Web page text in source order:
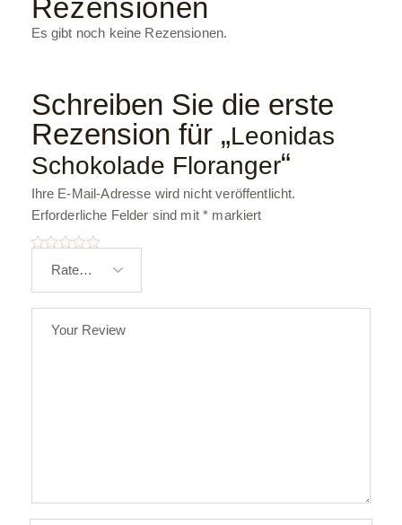
Rezensionen
Es gibt noch keine Rezensionen.
Schreiben Sie die erste
Rezension für „Leonidas
Schokolade Floranger“
Ihre E-Mail-Adresse wird nicht veröffentlicht.
Erforderliche Felder sind mit* markiert